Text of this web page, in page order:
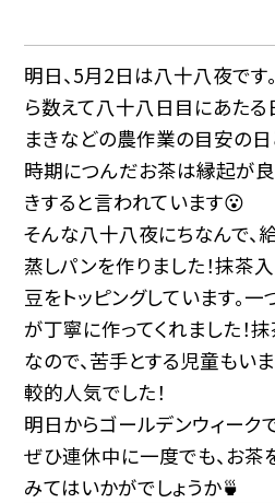
明日、5月2日は八十八夜です
ら数えて八十八日目にあたる
まきなどの農作業の目安の
時期につんだお茶は縁起が
きすると言われています😮
そんな八十八夜にちなんで、
蒸しパンを作りました！抹茶
豆をトッピングしています。
が丁寧に作ってくれました！
なので、苦手とする児童もい
較的人気でした！
明日からゴールデンウィーク
ぜひ連休中に一度でも、お茶
みてはいかがでしょうか🍵